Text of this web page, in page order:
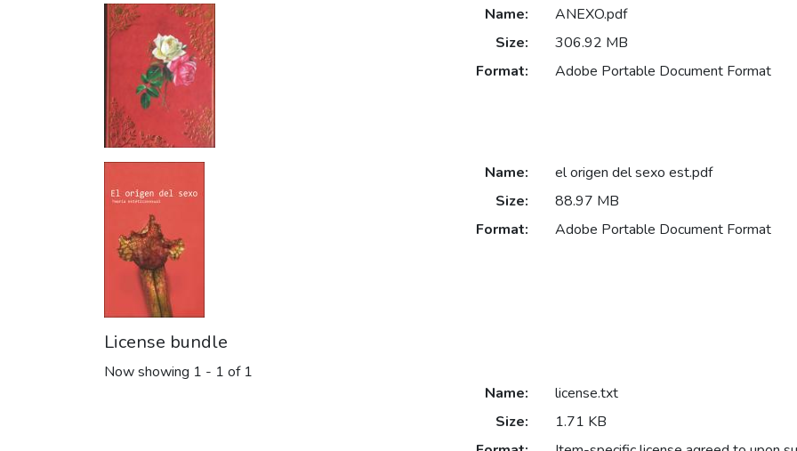
Name:
ANEXO.pdf
Size:
306.92 MB
Format:
Adobe Portable Document Format
Name:
el origen del sexo est.pdf
Size:
88.97 MB
Format:
Adobe Portable Document Format
License bundle
Now showing 1 - 1 of 1
Name:
license.txt
Size:
1.71 KB